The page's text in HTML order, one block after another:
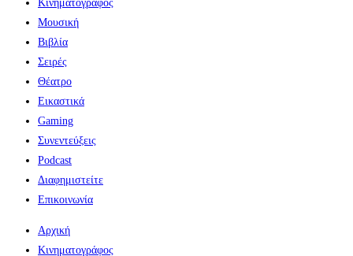
Κινηματογράφος
Μουσική
Βιβλία
Σειρές
Θέατρο
Εικαστικά
Gaming
Συνεντεύξεις
Podcast
Διαφημιστείτε
Επικοινωνία
Αρχική
Κινηματογράφος